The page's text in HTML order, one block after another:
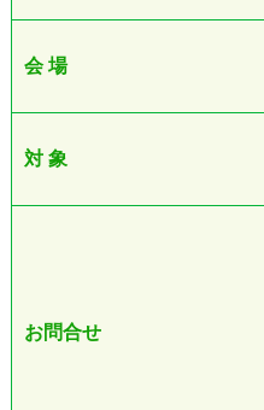
会 場
対 象
お問合せ